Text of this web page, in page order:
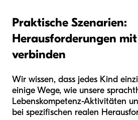
Praktische Szenarien:
Herausforderungen
verbinden
Wir wissen, dass jedes Kind
einige Wege, wie unsere
Lebenskompetenz-Aktivitäten
bei spezifischen realen